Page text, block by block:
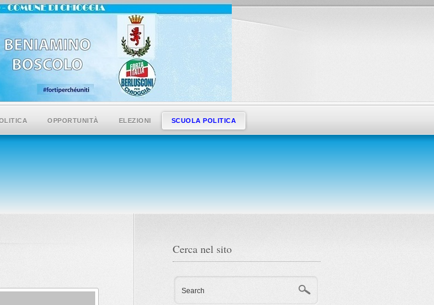
OPPORTUNITÀ ELEZIONI SCUOLA POLITICA
Cerca nel sito
Search